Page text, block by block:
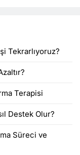
Tekrarlıyoruz?
Terapisi
Destek Olur?
Süreci ve